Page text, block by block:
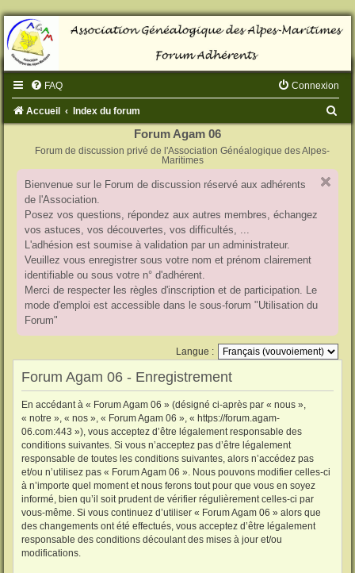
FAQ Connexion
Accueil Index du forum
Forum Agam 06
Forum de discussion privé de l'Association Généalogique des Alpes-
Maritimes
Bienvenue sur le Forum de discussion réservé aux adhérents
de l'Association.
Posez vos questions, répondez aux autres membres, échangez
vos astuces, vos découvertes, vos difficultés, ...
L'adhésion est soumise à validation par un administrateur.
Veuillez vous enregistrer sous votre nom et prénom clairement
identifiable ou sous votre n° d'adhérent.
Merci de respecter les règles d'inscription et de participation. Le
mode d'emploi est accessible dans le sous-forum "Utilisation du
Forum"
Langue :
Forum Agam 06 - Enregistrement
En accédant à « Forum Agam 06 » (désigné ci-après par « nous »,
« notre », « nos », « Forum Agam 06 », « https://forum.agam-
06.com:443 »), vous acceptez d’être légalement responsable des
conditions suivantes. Si vous n’acceptez pas d’être légalement
responsable de toutes les conditions suivantes, alors n’accédez pas
et/ou n’utilisez pas « Forum Agam 06 ». Nous pouvons modifier celles-ci
à n’importe quel moment et nous ferons tout pour que vous en soyez
informé, bien qu’il soit prudent de vérifier régulièrement celles-ci par
vous-même. Si vous continuez d’utiliser « Forum Agam 06 » alors que
des changements ont été effectués, vous acceptez d’être légalement
responsable des conditions découlant des mises à jour et/ou
modifications.